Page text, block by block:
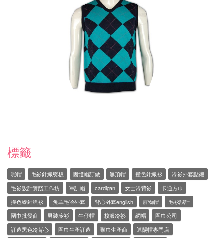
標籤
呢帽 毛衫針織熨板 團體帽訂做 無頂帽 撞色針織衫
冷衫外套點襯
毛衫設計實踐工作坊
軍訓帽 cardigan 女士冷背衫
卡通方巾
撞色線針織衫
兔羊毛冷外套 背心外套english 寵物帽
毛衫設計
圍巾批發商
男裝冷衫 牛仔帽 校服冷衫 網帽
圍巾公司
訂造黑色冷背心
圍巾生產訂造 頸巾生產商
遮陽帽專門店